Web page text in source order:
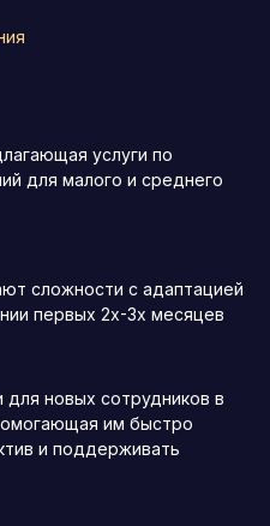
услуги по
для малого и среднего
сложности с адаптацией
первых 2х-3х месяцев
новых сотрудников в
им быстро
и поддерживать